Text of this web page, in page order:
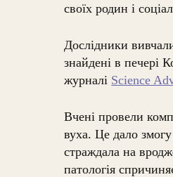
своїх родин і
Дослідники
знайдені в печері
журналі Science
Вчені провели
вуха. Це дало
страждала на
патологія